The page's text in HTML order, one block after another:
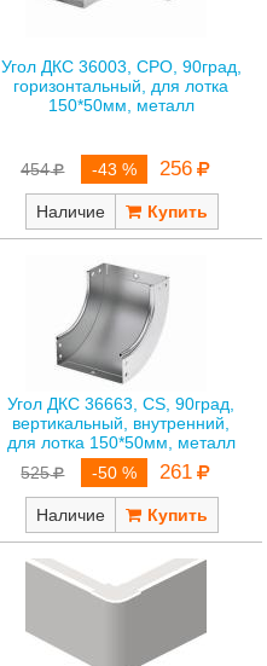
Угол ДКС 36003, СРО, 90град,
горизонтальный, для лотка
150*50мм, металл
454 -43 % 256
Наличие
Угол ДКС 36663, CS, 90град,
вертикальный, внутренний,
для лотка 150*50мм, металл
525
-50 % 261
Наличие